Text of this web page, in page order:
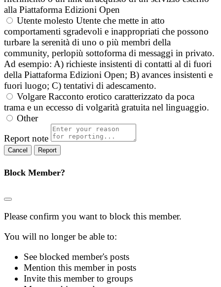
alla Piattaforma Edizioni Open
Utente molesto Utente che mette in atto
comportamenti sgradevoli e inappropriati che possono
turbare la serenità di uno o più membri della
community, perlopiù sottoforma di messaggi in privato.
Ad esempio: A) richieste insistenti di contatti al di fuori
della Piattaforma Edizioni Open; B) avances insistenti e
fuori luogo; C) tentativi di adescamento.
Volgare Racconto erotico caratterizzato da poca
trama e un eccesso di volgarità gratuita nel linguaggio.
Other
Report note
Report
Block Member?
Please confirm you want to block this member.
You will no longer be able to:
See blocked member's posts
Mention this member in posts
Invite this member to groups